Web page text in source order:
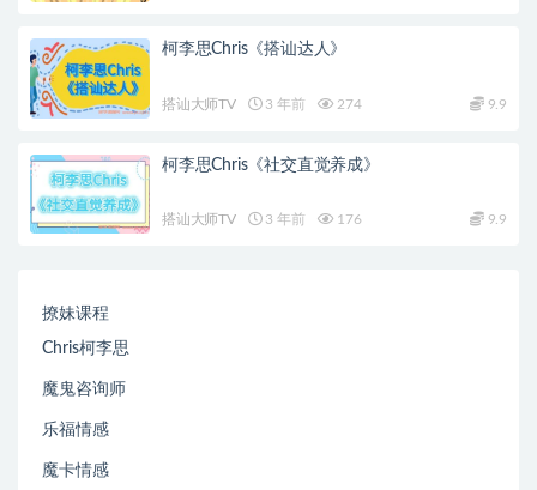
柯李思Chris《搭讪达人》
搭讪大师TV 3 年前 274 9.9
柯李思Chris《社交直觉养成》
搭讪大师TV 3 年前 176 9.9
撩妹课程
Chris柯李思
魔鬼咨询师
乐福情感
魔卡情感